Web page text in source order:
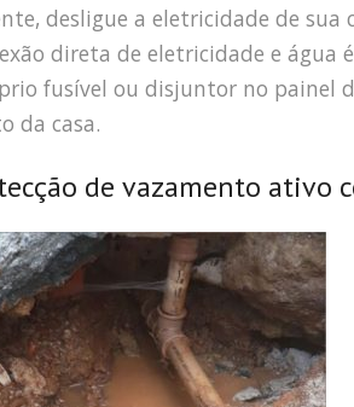
desligue a eletricidade de sua
direta de eletricidade e água
fusível ou disjuntor no painel
da casa.
de vazamento ativo